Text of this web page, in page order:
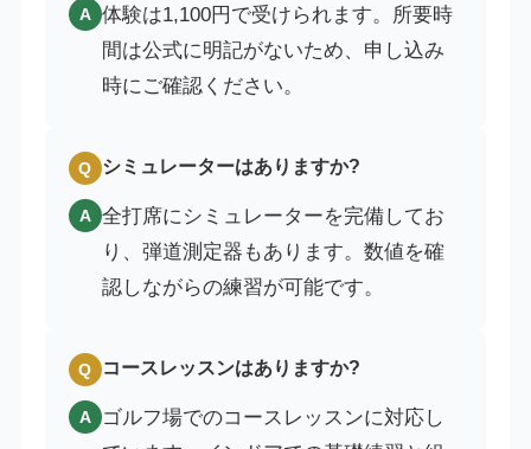
A 体験は1,100円で受けられます。所要時
間は公式に明記がないため、申し込み
時にご確認ください。
Q シミュレーターはありますか?
A 全打席にシミュレーターを完備してお
り、弾道測定器もあります。数値を確
認しながらの練習が可能です。
Q コースレッスンはありますか?
A ゴルフ場でのコースレッスンに対応し